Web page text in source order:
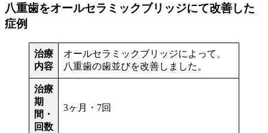
八重歯をオールセラミックブリッジにて改善した
症例
治療
内容
オールセラミックブリッジによって、
八重歯の歯並びを改善しました。
治療
期
間・
回数
3ヶ月・7回